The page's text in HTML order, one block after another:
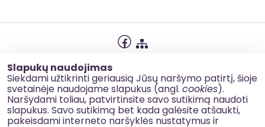
Slapukų naudojimas
Siekdami užtikrinti geriausią Jūsų naršymo patirtį, šioje
svetainėje naudojame slapukus (angl. cookies).
Naršydami toliau, patvirtinsite savo sutikimą naudoti
slapukus. Savo sutikimą bet kada galėsite atšaukti,
pakeisdami interneto naršyklės nustatymus ir
Slapukų naudojimas
Korupcijos prevencija
Kontaktai